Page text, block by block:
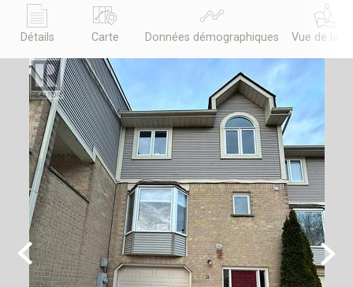
Détails Carte Données démographiques Vue de la
Previous Next